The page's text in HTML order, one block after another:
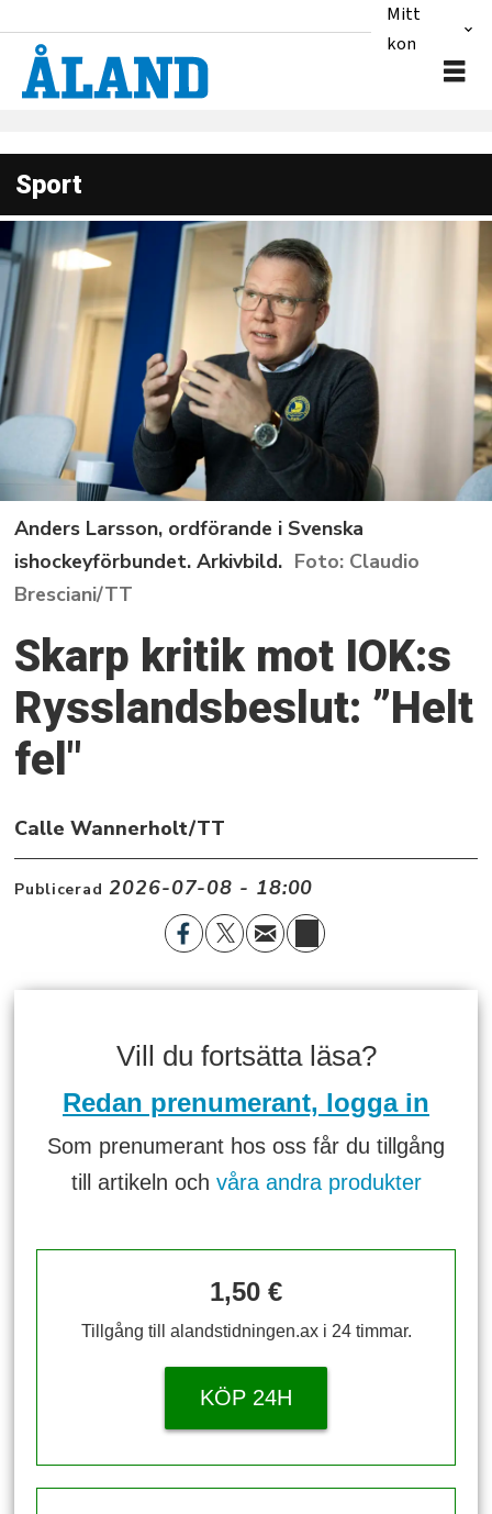
Mitt
konto
Sport
Anders Larsson, ordförande i Svenska
ishockeyförbundet. Arkivbild.
Claudio
Bresciani/TT
Skarp kritik mot IOK:s
Rysslandsbeslut: ”Helt
fel"
Calle Wannerholt/TT
Publicerad 2026-07-08 - 18:00
Vill du fortsätta läsa?
Redan prenumerant, logga in
Som prenumerant hos oss får du tillgång
till artikeln och våra andra produkter
1,50 €
Tillgång till alandstidningen.ax i 24 timmar.
KÖP 24H